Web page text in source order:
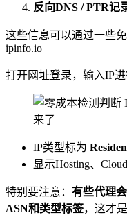
反向DNS / PTR记
这些信息可以通过一些
ipinfo.io
打开网址登录，输入IP进
IP类型标为
显示Hosting、
特别要注意： 有些代理
ASN和类型标签，这才